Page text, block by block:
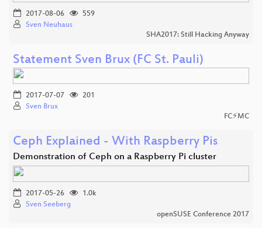
2017-08-06
559
Sven Neuhaus
SHA2017: Still Hacking Anyway
Statement Sven Brux (FC St. Pauli)
2017-07-07
201
Sven Brux
FC⚡MC
Ceph Explained - With Raspberry Pis
Demonstration of Ceph on a Raspberry Pi cluster
2017-05-26
1.0k
Sven Seeberg
openSUSE Conference 2017